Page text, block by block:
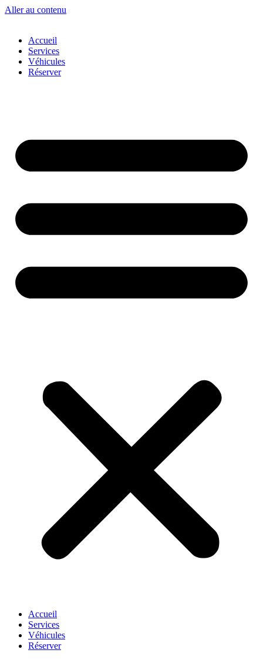
Aller au contenu
Accueil
Services
Véhicules
Réserver
Accueil
Services
Véhicules
Réserver